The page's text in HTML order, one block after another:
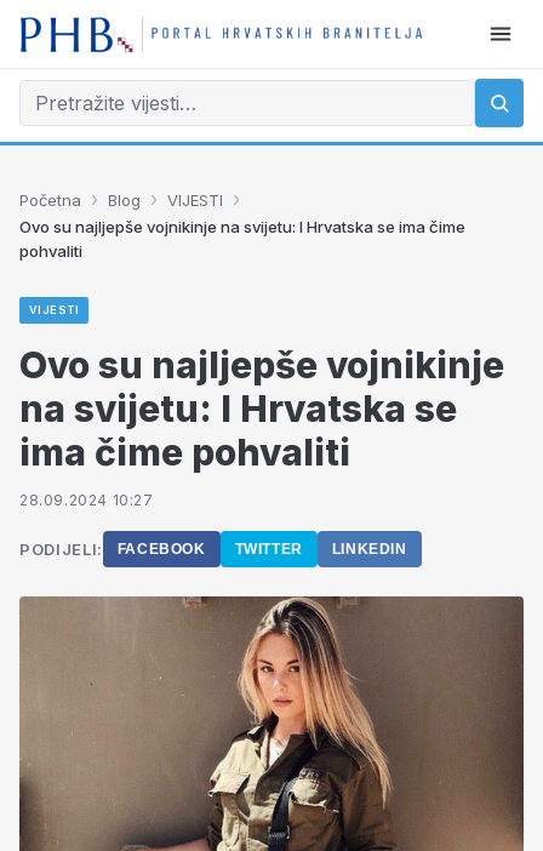
Početna › Blog › VIJESTI ›
Ovo su najljepše vojnikinje na svijetu: I Hrvatska se ima čime
pohvaliti
VIJESTI
Ovo su najljepše vojnikinje
na svijetu: I Hrvatska se
ima čime pohvaliti
28.09.2024 10:27
PODIJELI: FACEBOOK TWITTER LINKEDIN